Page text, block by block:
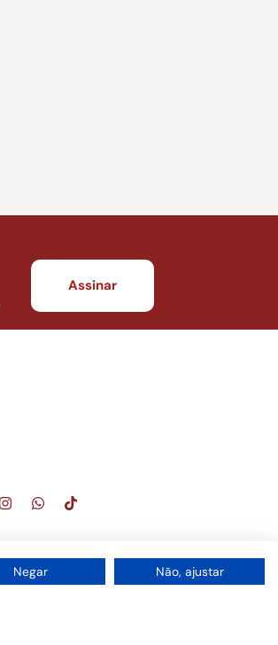
que oferece apenas
Pinto Soc. de Adv,
Negar Não, ajustar